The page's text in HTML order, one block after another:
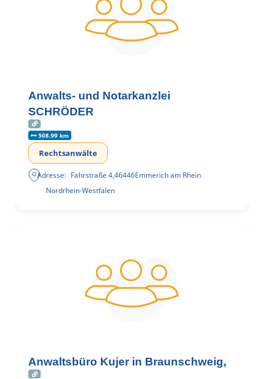
Anwalts- und Notarkanzlei
SCHRÖDER
508.99 km
Rechtsanwälte
Adresse: Fährstraße 4,46446Emmerich am Rhein
Nordrhein-Westfalen
Anwaltsbüro Kujer in Braunschweig,